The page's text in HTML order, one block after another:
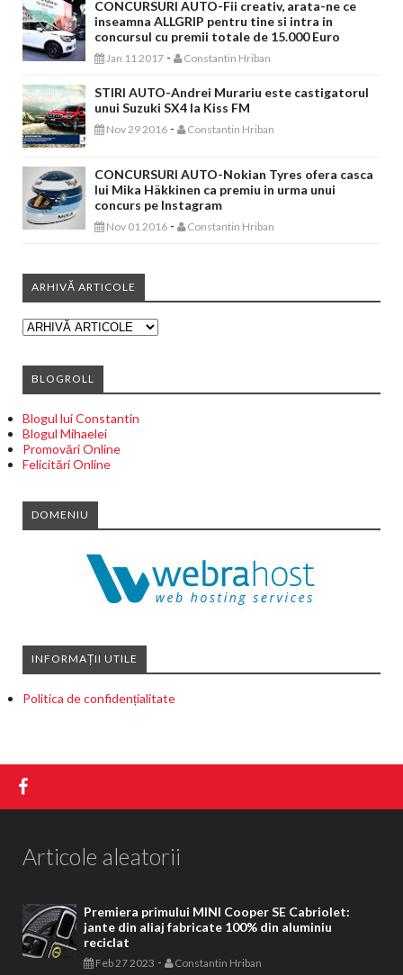
CONCURSURI AUTO-Fii creativ, arata-ne ce
inseamna ALLGRIP pentru tine si intra in
concursul cu premii totale de 15.000 Euro
Jan 11 2017 - Constantin Hriban
STIRI AUTO-Andrei Murariu este castigatorul
unui Suzuki SX4 la Kiss FM
Nov 29 2016 - Constantin Hriban
CONCURSURI AUTO-Nokian Tyres ofera casca
lui Mika Häkkinen ca premiu in urma unui
concurs pe Instagram
Nov 01 2016 - Constantin Hriban
ARHIVĂ ARTICOLE
BLOGROLL
Blogul lui Constantin
Blogul Mihaelei
Promovări Online
Felicitări Online
DOMENIU
INFORMAȚII UTILE
Politica de confidențialitate
Articole aleatorii
Premiera primului MINI Cooper SE Cabriolet:
jante din aliaj fabricate 100% din aluminiu
reciclat
Feb 27 2023 - Constantin Hriban